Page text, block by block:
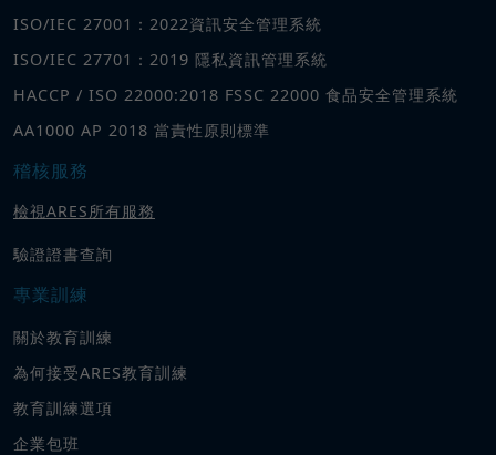
ISO/IEC 27001：2022資訊安全管理系統
ISO/IEC 27701：2019 隱私資訊管理系統
HACCP / ISO 22000:2018 FSSC 22000 食品安全管理系統
AA1000 AP 2018 當責性原則標準
稽核服務
檢視ARES所有服務
驗證證書查詢
專業訓練
關於教育訓練
為何接受ARES教育訓練
教育訓練選項
企業包班